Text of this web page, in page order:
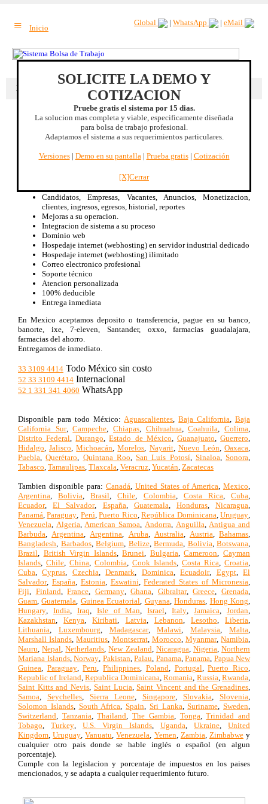
≡ Inicio
Global | WhatsApp | eMail
SOLICITE LA DEMO Y
COTIZACION
Pruebe gratis el sistema por 15 dias.
La solucion mas completa y viable, especificamente diseñada
para bolsa de trabajo profesional.
Adaptamos el sistema a sus requerimientos particulares.
Versiones| Demo en su pantalla| Prueba gratis| Cotización
[X]Cerrar
Beneficio extra : Incremento de trafico a su sitio web. |
Jalisco, MEXICO
Sistema Bolsa de Trabajo
adaptado.
Disponible 100% bilingüe Inglés/Español
Candidatos, Empresas, Vacantes, Anuncios, Monetizacion,
clientes, ingresos, egresos, historial, reportes
Mejoras a su operacion.
Integracion de sistema a su proceso
Dominio web
Hospedaje internet (webhosting) en servidor industrial dedicado
Hospedaje internet (webhosting) ilimitado
Correo electronico profesional
Soporte técnico
Atencion personalizada
100% deducible
Entrega inmediata
En Mexico aceptamos deposito o transferencia, pague en su banco,
banorte, ixe, 7-eleven, Santander, oxxo, farmacias guadalajara,
farmacias del ahorro.
Entregamos de inmediato.
33 3109 4414 Todo México sin costo
52 33 3109 4414 Internacional
52 1 331 341 4060 WhatsApp
Disponible para todo México:Aguascalientes,Baja California,Baja
California Sur,Campeche,Chiapas, Chihuahua,Coahuila,Colima,
Distrito Federal,Durango,Estado de México, Guanajuato,Guerrero,
Hidalgo,Jalisco,Michoacán,Morelos, Nayarit, Nuevo León,Oaxaca,
Puebla,Querétaro, Quintana Roo, San Luis Potosí, Sinaloa, Sonora,
Tabasco, Tamaulipas, Tlaxcala, Veracruz, Yucatán, Zacatecas
Tambien disponible para: Canadá, United States of America, Mexico,
Argentina,Bolivia,Brasil,Chile, Colombia, Costa Rica,Cuba,
Ecuador,El Salvador, España, Guatemala, Honduras,Nicaragua,
Panamá,Paraguay, Perú,Puerto Rico,República Dominicana,Uruguay,
Venezuela, Algeria,American Samoa, Andorra, Anguilla,Antigua and
Barbuda,Argentina,Argentina, Aruba, Australia, Austria,Bahamas,
Bangladesh, Barbados, Belgium, Belize, Bermuda, Bolivia, Botswana,
Brazil, British Virgin Islands,Brunei, Bulgaria,Cameroon,Cayman
Islands, Chile, China, Colombia, Cook Islands, Costa Rica, Croatia,
Cuba,Cyprus, Czechia,Denmark, Dominica,Ecuadoir, Egypt,El
Salvador, España, Estonia, Eswatini,Federated States of Micronesia,
Fiji, Finland,France, Germany,Ghana, Gibraltar,Greece,Grenada,
Guam,Guatemala, Guinea Ecuatorial, Guyana,Honduras, Hong Kong,
Hungary, India, Iraq, Isle of Man,Israel,Italy,Jamaica,Jordan,
Kazakhstan,Kenya,Kiribati, Latvia, Lebanon, Lesotho,Liberia,
Lithuania, Luxembourg, Madagascar,Malawi,Malaysia,Malta,
Marshall Islands,Mauritius, Montserrat, Morocco, Myanmar,Namibia,
Nauru,Nepal,Netherlands,New Zealand, Nicaragua, Nigeria,Northern
Mariana Islands, Norway, Pakistan, Palau, Panama, Panama, Papua New
Guinea, Paraguay,Peru,Philippines, Poland, Portugal,Puerto Rico,
Republic of Ireland, Republica Dominicana,Romania, Russia,Rwanda,
Saint Kitts and Nevis, Saint Lucia,Saint Vincent and the Grenadines,
Samoa, Seychelles, Sierra Leone, Singapore, Slovakia, Slovenia,
Solomon Islands, South Africa, Spain, Sri Lanka,Suriname, Sweden,
Switzerland, Tanzania,Thailand,The Gambia, Tonga,Trinidad and
Tobago, Turkey, U.S. Virgin Islands, Uganda, Ukraine, United
Kingdom,Uruguay,Vanuatu,Venezuela, Yemen, Zambia, Zimbabwey
cualquier otro pais donde se hable inglés o español (en algun
porcentaje).
Cumple con la legislacion y porcentaje de impuestos en los paises
mencionados, y se adapta a cualquier requerimiento futuro.